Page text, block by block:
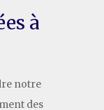
à
notre
des